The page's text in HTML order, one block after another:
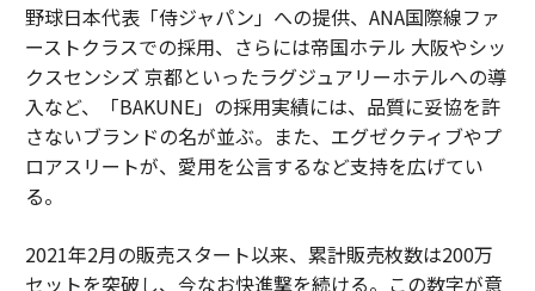
野球日本代表「侍ジャパン」への提供、ANA国際線ファ
ーストクラスでの採用、さらには帝国ホテル 大阪やシッ
クスセンシズ 京都といったラグジュアリーホテルへの導
入など、「BAKUNE」の採用実績には、品質に妥協を許
さないブランドの名が並ぶ。また、エグゼクティブやプ
ロアスリートが、愛用を公言するなど支持を広げてい
る。
2021年2月の販売スタート以来、累計販売枚数は200万
セットを突破し、今なお快進撃を続ける。この数字が意